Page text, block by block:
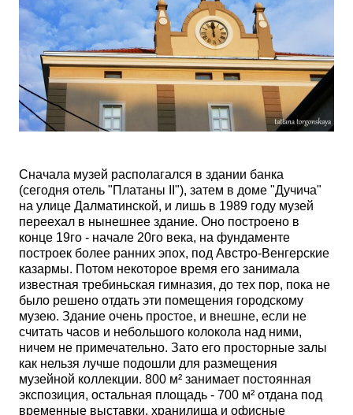
Сначала музей располагался в здании банка
(сегодня отель "Платаны II"), затем в доме "Дучича"
на улице Далматинской, и лишь в 1989 году музей
переехал в нынешнее здание. Оно построено в
конце 19го - начале 20го века, на фундаменте
построек более ранних эпох, под Австро-Венгерские
казармы. Потом некоторое время его занимала
известная требиньская гимназия, до тех пор, пока не
было решено отдать эти помещения городскому
музею. Здание очень простое, и внешне, если не
считать часов и небольшого колокола над ними,
ничем не примечательно. Зато его просторные залы
как нельзя лучше подошли для размещения
музейной коллекции. 800 м² занимает постоянная
экспозиция, остальная площадь - 700 м² отдана под
временные выставки, хранилища и офисные